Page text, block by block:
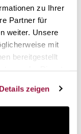
zu Ihrer
Partner für
weiter. Unsere
mit
bereitgestellt
Details zeigen
garantiert
Gesundheit
die Wärme
und sorgt
und
bei niedrigen als
die